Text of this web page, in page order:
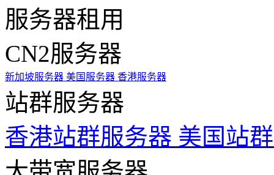
服务器租用
CN2服务器
新加坡服务器 美国服务器 香港服务器
站群服务器
香港站群服务器 美国站